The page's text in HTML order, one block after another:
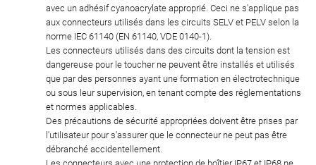
avec un adhésif cyanoacrylate approprié. Ceci ne s'applique pas
aux connecteurs utilisés dans les circuits SELV et PELV selon la
norme IEC 61140 (EN 61140, VDE 0140-1).
Les connecteurs utilisés dans des circuits dont la tension est
dangereuse pour le toucher ne peuvent être installés et utilisés
que par des personnes ayant une formation en électrotechnique
ou sous leur supervision, en tenant compte des réglementations
et normes applicables.
Des précautions de sécurité appropriées doivent être prises par
l'utilisateur pour s'assurer que le connecteur ne peut pas être
débranché accidentellement.